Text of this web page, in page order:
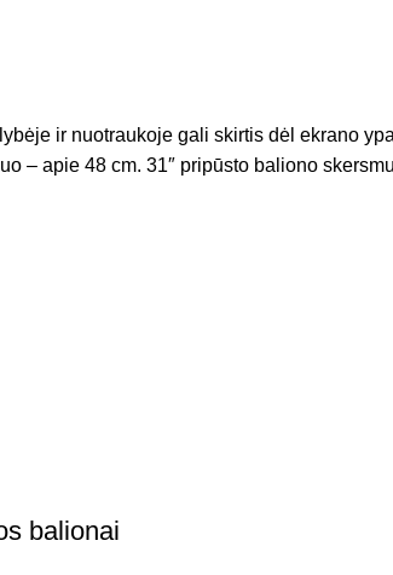
ir nuotraukoje gali skirtis dėl ekrano
– apie 48 cm. 31″ pripūsto baliono
balionai